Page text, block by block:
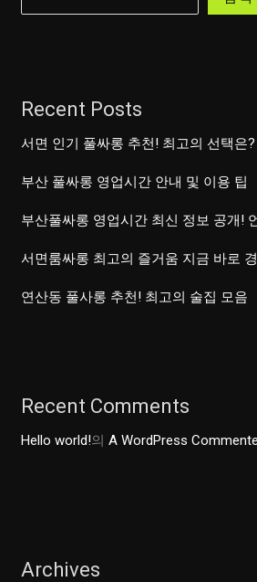
Recent Posts
서면 인기 풀싸롱 추천! 최고의 선택은?
부산 풀싸롱 영업시간 안내 및 이용 팁
부산풀싸롱 영업시간 최신 정보 공개!
서면룸싸롱 최고의 즐거움 지금 바로
연산동 풀사롱 추천! 최고의 술집 모음
Recent Comments
Hello world!의A WordPress
Archives